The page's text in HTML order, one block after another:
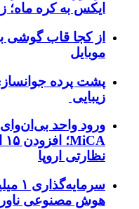
ایکس به کره ماه؛
از کجا قاب گوشی
موبایل
پشت پرده
زیبایی
ورود واحد
نظارتی اروپا
هوش مصنوعی ناور